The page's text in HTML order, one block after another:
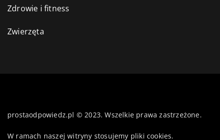
Zdrowie i fitness
Zwierzęta
prostaodpowiedz.pl © 2023. Wszelkie prawa zastrzeżone.
W ramach naszej witryny stosujemy pliki cookies.